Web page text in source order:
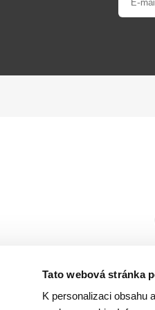
Tato webová stránka
K personalizaci obsahu